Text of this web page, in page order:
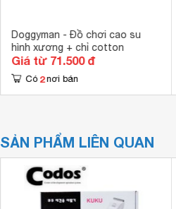
Doggyman - Đồ chơi cao su
hình xương + chỉ cotton
Giá từ 71.500 đ
Có 2 nơi bán
SẢN PHẨM LIÊN QUAN